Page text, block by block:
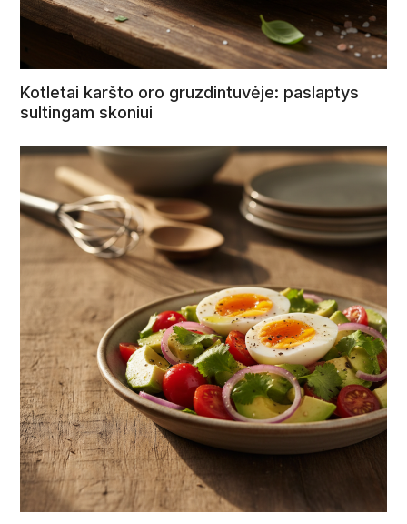
Kotletai karšto oro gruzdintuvėje: paslaptys
sultingam skoniui